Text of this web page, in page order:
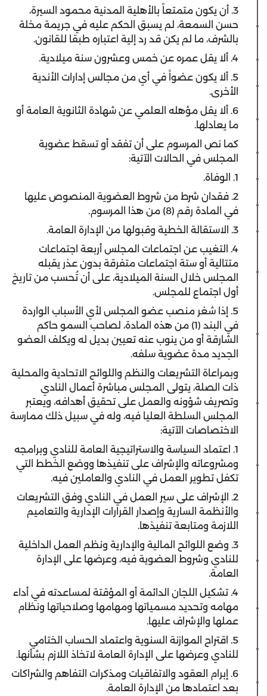
3. أن يكون متمتعاً بالأهلية المدنية محمود السيرة،
حسن السمعة، لم يسبق الحكم عليه في جريمة مخلة
بالشرف، ما لم يكن قد رد إلية اعتباره طبقا للقانون.
4. ألا يقل عمره عن خمس وعشرون سنة ميلادية.
5. ألا يكون عضواً في أي من مجالس إدارات الأندية
الأخرى.
6. ألا يقل مؤهله العلمي عن شهادة الثانوية العامة أو
ما يعادلها.
كما نص المرسوم على أن تفقد أو تسقط عضوية
المجلس في الحالات الآتية:
1. الوفاة.
2. فقدان شرط من شروط العضوية المنصوص عليها
في المادة رقم (8) من هذا المرسوم.
3. الاستقالة الخطية وقبولها من الإدارة العامة.
4. التغيب عن اجتماعات المجلس أربعة اجتماعات
متتالية أو ستة اجتماعات متفرقة بدون عذر يقبله
المجلس خلال السنة الميلادية، على أن تُحسب من تاريخ
أول اجتماع للمجلس.
5. إذا شغر منصب عضو المجلس لأي الأسباب الواردة
في البند (1) من هذه المادة، لصاحب السمو حاكم
الشارقة أو من ينوب عنه تعيين بديل له ويكلف العضو
الجديد مدة عضوية سلفه.
وبمراعاة التشريعات والنظم واللوائح الاتحادية والمحلية
ذات الصلة، يتولى المجلس مباشرة أعمال النادي
وتصريف شؤونه والعمل على تحقيق أهدافه، ويعتبر
المجلس السلطة العليا فيه، وله في سبيل ذلك ممارسة
الاختصاصات الآتية:
1. اعتماد السياسة والاستراتيجية العامة للنادي وبرامجه
ومشروعاته والإشراف على تنفيذها ووضع الخطط التي
تكفل تطوير العمل في النادي والعاملين فيه.
2. الإشراف على سير العمل في النادي وفق التشريعات
والأنظمة السارية وإصدار القرارات الإدارية والتعاميم
اللازمة ومتابعة تنفيذها.
3. وضع اللوائح المالية والإدارية ونظم العمل الداخلية
للنادي وشروط العضوية فيه، وعرضها على الإدارة
العامة.
4. تشكيل اللجان الدائمة أو المؤقتة لمساعدته في أداء
مهامه وتحديد مسمياتها ومهامها وصلاحياتها ونظام
عملها والإشراف عليها.
5. اقتراح الموازنة السنوية واعتماد الحساب الختامي
للنادي وعرضها على الإدارة العامة لاتخاذ اللازم بشأنها.
6. إبرام العقود والاتفاقيات ومذكرات التفاهم والشراكات
بعد اعتمادها من الإدارة العامة.